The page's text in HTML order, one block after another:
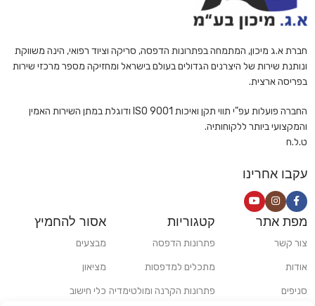
חברת א.ג מיכון, המתמחה בפתרונות הדפסה, סריקה וציוד רפואי, הינה משווקת
ונותנת שירות של היצרנים הגדולים בעולם בישראל ומחזיקה מספר מרכזי שירות
בפריסה ארצית.
החברה פועלות עפ"י תווי תקן ואיכות ISO 9001 ודוגלת במתן השירות האמין
והמקצועי ביותר ללקוחותיה.
ט.ל.ח
עקבו אחרינו
מפת אתר
צור קשר
אודות
סניפים
קטגוריות
פתרונות הדפסה
מתכלים למדפסות
פתרונות הקרנה ומולטימדיה
אסור להחמיץ
מבצעים
מציאון
כלי חישוב